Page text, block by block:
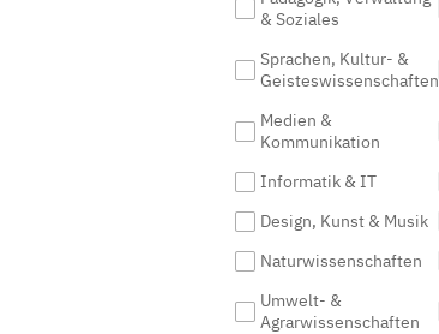
& Soziales
Sprachen, Kultur- &
Geisteswissenschaften
Medien &
Kommunikation
Informatik & IT
Design, Kunst & Musik
Naturwissenschaften
Umwelt- &
Agrarwissenschaften